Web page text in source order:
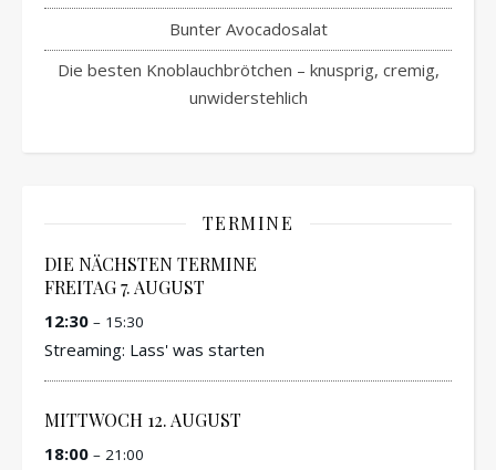
Bunter Avocadosalat
Die besten Knoblauchbrötchen – knusprig, cremig,
unwiderstehlich
TERMINE
DIE NÄCHSTEN TERMINE
FREITAG7. AUGUST
12:30 – 15:30
Streaming: Lass' was starten
MITTWOCH 12. AUGUST
18:00 – 21:00